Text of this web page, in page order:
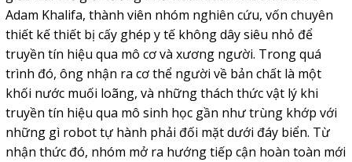
Adam Khalifa, thành viên nhóm nghiên cứu, vốn chuyên
thiết kế thiết bị cấy ghép y tế không dây siêu nhỏ để
truyền tín hiệu qua mô cơ và xương người. Trong quá
trình đó, ông nhận ra cơ thể người về bản chất là một
khối nước muối loãng, và những thách thức vật lý khi
truyền tín hiệu qua mô sinh học gần như trùng khớp với
những gì robot tự hành phải đối mặt dưới đáy biển. Từ
nhận thức đó, nhóm mở ra hướng tiếp cận hoàn toàn mới